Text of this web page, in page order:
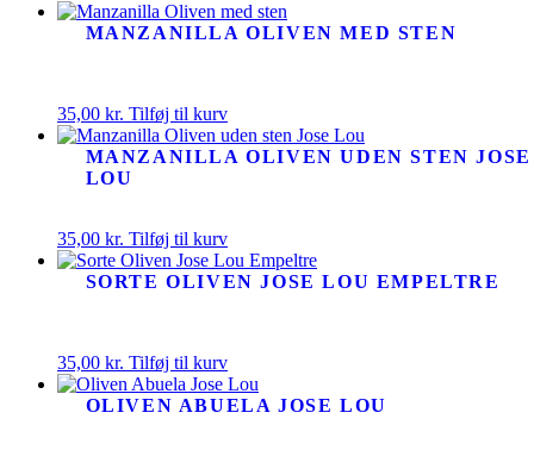
MANZANILLA OLIVEN MED STEN
35,00 kr. Tilføj til kurv
MANZANILLA OLIVEN UDEN STEN JOSE
LOU
35,00 kr. Tilføj til kurv
SORTE OLIVEN JOSE LOU EMPELTRE
35,00 kr. Tilføj til kurv
OLIVEN ABUELA JOSE LOU